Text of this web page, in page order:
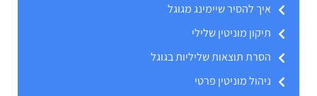
איך להסיר שיימינג מגוגל
תיקון מוניטין שלילי
הסרת תוצאות שליליות בגוגל
ניהול מוניטין פרטי